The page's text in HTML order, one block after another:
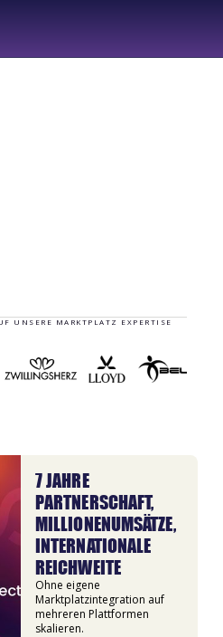
UNSERE MARKTPLATZ EXPERTISE
7 JAHRE
PARTNERSCHAFT,
MILLIONENUMSÄTZE,
INTERNATIONALE
REICHWEITE
Ohne eigene
Marktplatzintegration auf
mehreren Plattformen
skalieren.